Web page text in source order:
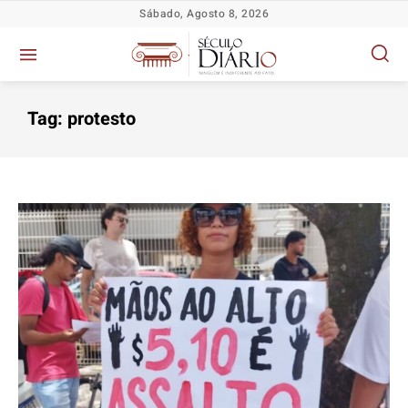
Sábado, Agosto 8, 2026
Tag: protesto